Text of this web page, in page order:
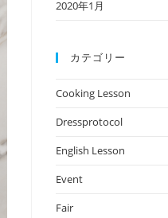
2020年1月
カテゴリー
Cooking Lesson
Dressprotocol
English Lesson
Event
Fair